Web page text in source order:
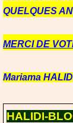
QUELQUES
MERCI DE
Mariama
HALIDI-